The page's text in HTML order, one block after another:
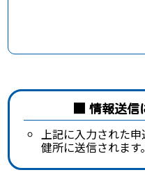
情報送信
上記に入力された
健所に送信されます。